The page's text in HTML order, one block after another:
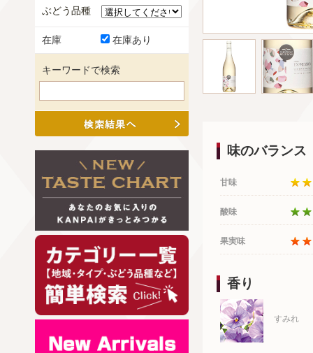
味のバランス
甘味
酸味
果実味
香り
すみれ
ぶどう品種
在庫 在庫あり
キーワードで検索